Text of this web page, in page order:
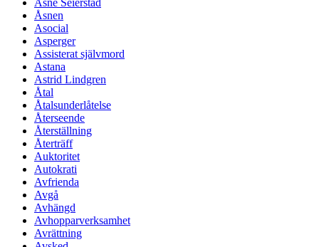
Åsnen
Asocial
Asperger
Assisterat självmord
Astana
Astrid Lindgren
Åtal
Åtalsunderlåtelse
Återseende
Återställning
Återträff
Auktoritet
Autokrati
Avfrienda
Avgå
Avhängd
Avhopparverksamhet
Avrättning